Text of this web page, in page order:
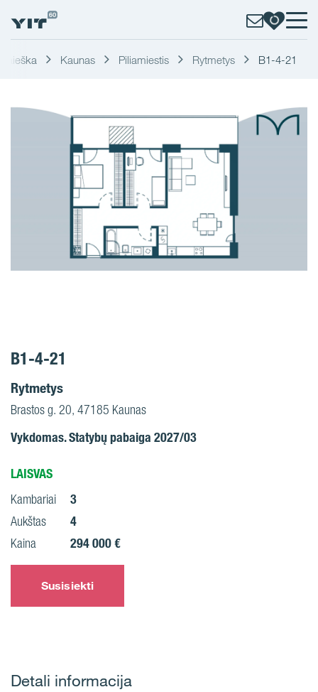
Paieška Kaunas Piliamiestis Rytmetys B1-4-21
B1-4-21
Rytmetys
Brastos g. 20, 47185 Kaunas
Vykdomas. Statybų pabaiga 2027/03
LAISVAS
Kambariai 3
Aukštas 4
Kaina 294 000 €
Susisiekti
Detali informacija